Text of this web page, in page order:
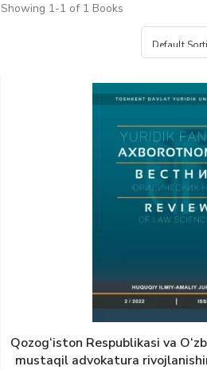
Showing 1-1 of 1 Books
Qozog‘iston Respublikasi va
mustaqil advokatura